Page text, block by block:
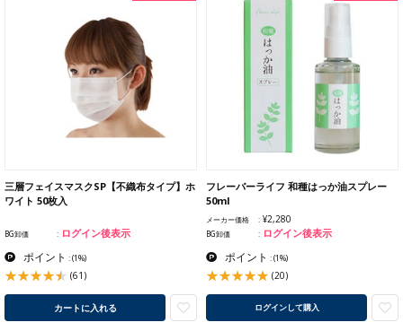
三層フェイスマスクSP【不織布タイプ】ホ
ワイト 50枚入
BG卸価 ログイン後表示
ポイント :(1%)
(61)
カートに入れる
フレーバーライフ 和種はっか油スプレー
50ml
メーカー価格 ¥2,280
BG卸価 ログイン後表示
ポイント :(1%)
(20)
ログインして購入